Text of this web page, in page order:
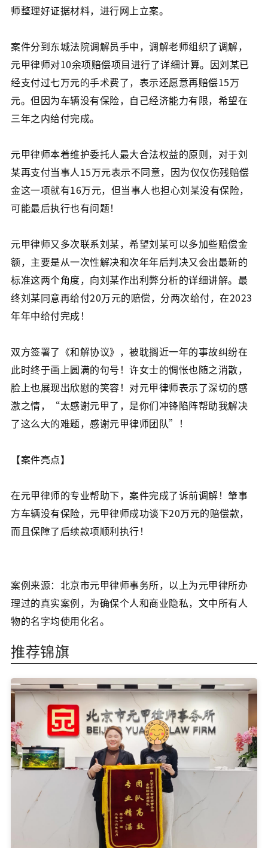
师整理好证据材料，进行网上立案。
案件分到东城法院调解员手中，调解老师组织了调解，
元甲律师对10余项赔偿项目进行了详细计算。因刘某已
经支付过七万元的手术费了，表示还愿意再赔偿15万
元。但因为车辆没有保险，自己经济能力有限，希望在
三年之内给付完成。
元甲律师本着维护委托人最大合法权益的原则，对于刘
某再支付当事人15万元表示不同意，因为仅仅伤残赔偿
金这一项就有16万元，但当事人也担心刘某没有保险，
可能最后执行也有问题！
元甲律师又多次联系刘某，希望刘某可以多加些赔偿金
额，主要是从一次性解决和次年年后判决又会出最新的
标准这两个角度，向刘某作出利弊分析的详细讲解。最
终刘某同意再给付20万元的赔偿，分两次给付，在2023
年年中给付完成！
双方签署了《和解协议》，被耽搁近一年的事故纠纷在
此时终于画上圆满的句号！许女士的惆怅也随之消散，
脸上也展现出欣慰的笑容！对元甲律师表示了深切的感
激之情，“太感谢元甲了，是你们冲锋陷阵帮助我解决
了这么大的难题，感谢元甲律师团队”！
【案件亮点】
在元甲律师的专业帮助下，案件完成了诉前调解！肇事
方车辆没有保险，元甲律师成功谈下20万元的赔偿款，
而且保障了后续款项顺利执行！
案例来源：北京市元甲律师事务所，以上为元甲律所办
理过的真实案例，为确保个人和商业隐私，文中所有人
物的名字均使用化名。
推荐锦旗